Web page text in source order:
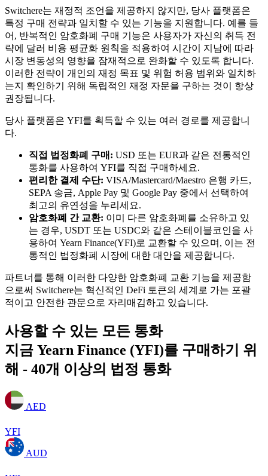
Switchere는 재정적 조언을 제공하지 않지만, 당사 플랫폼은
특정 구매 전략과 일치할 수 있는 기능을 지원합니다. 예를 들
어, 반복적인 암호화폐 구매 기능은 사용자가 자신의 취득 전
략에 달러 비용 평균화 원칙을 적용하여 시간이 지남에 따라
시장 변동성의 영향을 잠재적으로 완화할 수 있도록 합니다.
이러한 전략이 개인의 재정 목표 및 위험 허용 범위와 일치하
는지 확인하기 위해 독립적인 재정 자문을 구하는 것이 항상
권장됩니다.
당사 플랫폼은 YFI를 획득할 수 있는 여러 경로를 제공합니
다.
직접 법정화폐 구매: USD 또는 EUR과 같은 전통적인
통화를 사용하여 YFI를 직접 구매하세요.
편리한 결제 수단: VISA/Mastercard/Maestro 은행 카드,
SEPA 송금, Apple Pay 및 Google Pay 중에서 선택하여
최고의 유연성을 누리세요.
암호화폐 간 교환: 이미 다른 암호화폐를 소유하고 있
는 경우, USDT 또는 USDC와 같은 스테이블코인을 사
용하여 Yearn Finance(YFI)로 교환할 수 있으며, 이는 전
통적인 법정화폐 시장에 대한 대안을 제공합니다.
파트너를 통해 이러한 다양한 암호화폐 교환 기능을 제공함
으로써 Switchere는 혁신적인 DeFi 토큰의 세계로 가는 포괄
적이고 안전한 관문으로 자리매김하고 있습니다.
사용할 수 있는 모든 통화
지금 Yearn Finance (YFI)를 구매하기 위
해 - 40개 이상의 법정 통화
AED
YFI
AUD